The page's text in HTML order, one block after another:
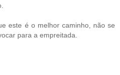
este é o melhor caminho, não se
para a empreitada.